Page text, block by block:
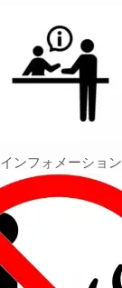
インフォメーション